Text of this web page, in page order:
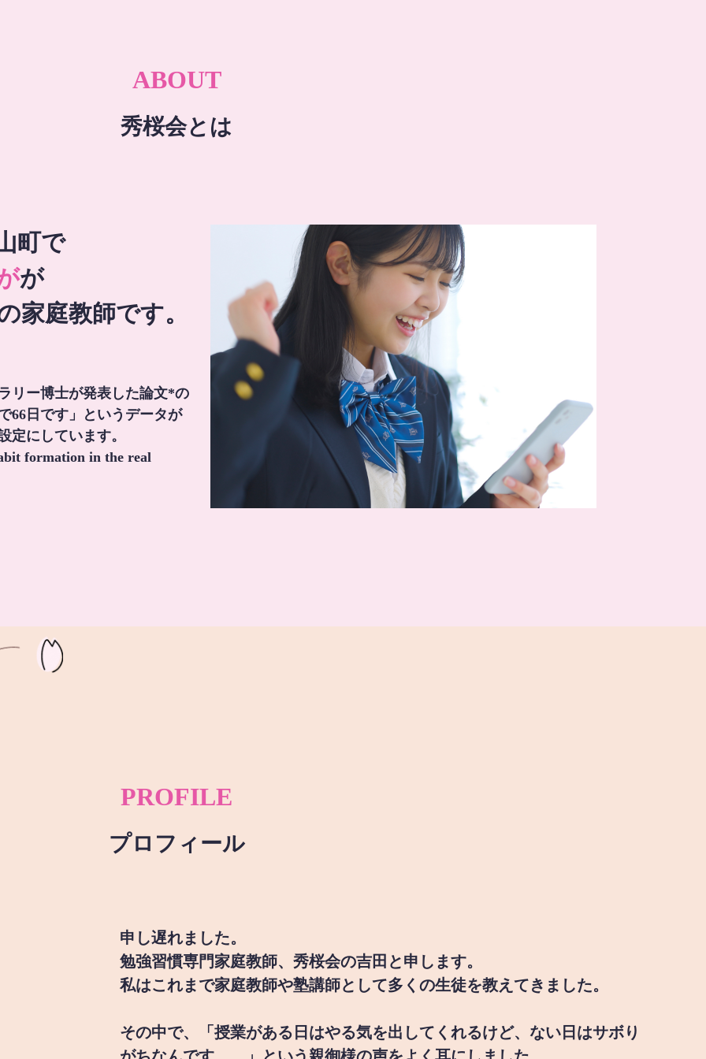
ABOUT
秀桜会とは
町で
が
家庭教師です。
リー博士が発表した論文*の
66日です」というデータが
定にしています。
formation in the real
PROFILE
プロフィール
申し遅れました。
勉強習慣専門家庭教師、秀桜会の吉田と申します。
私はこれまで家庭教師や塾講師として多くの生徒を教えてきました。
その中で、「授業がある日はやる気を出してくれるけど、ない日はサボり